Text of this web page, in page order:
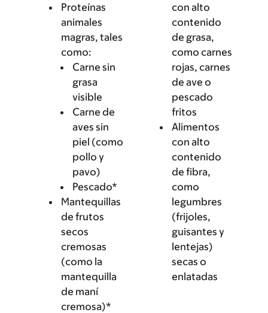
Proteínas
animales
magras, tales
como:
Carne sin
grasa
visible
Carne de
aves sin
piel (como
pollo y
pavo)
Pescado*
Mantequillas
de frutos
secos
cremosas
(como la
mantequilla
de maní
cremosa)*
con alto
contenido
de grasa,
como carnes
rojas, carnes
de ave o
pescado
fritos
Alimentos
con alto
contenido
de fibra,
como
legumbres
(frijoles,
guisantes y
lentejas)
secas o
enlatadas